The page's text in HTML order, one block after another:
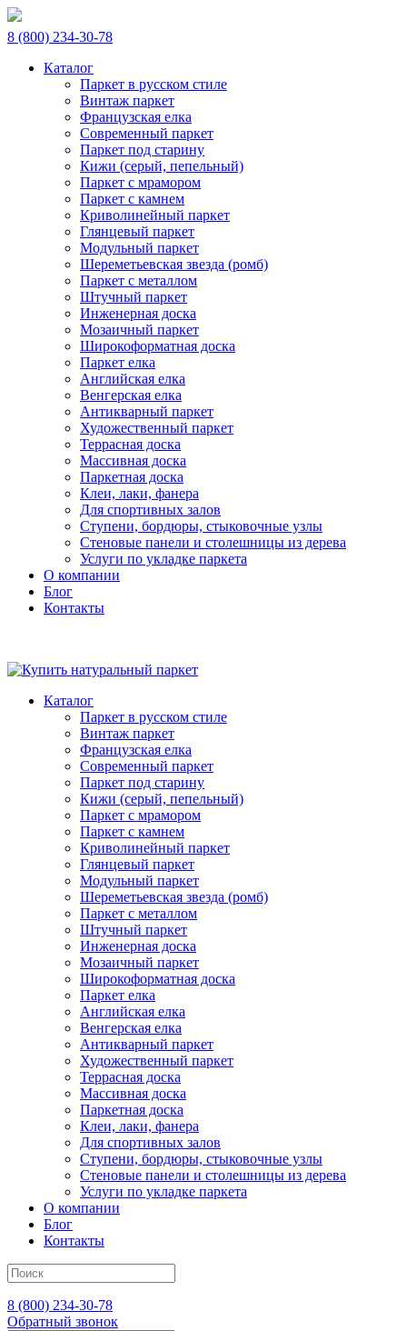
8 (800) 234-30-78
Каталог
Паркет в русском стиле
Винтаж паркет
Французская елка
Современный паркет
Паркет под старину
Кижи (серый, пепельный)
Паркет с мрамором
Паркет с камнем
Криволинейный паркет
Глянцевый паркет
Модульный паркет
Шереметьевская звезда (ромб)
Паркет с металлом
Штучный паркет
Инженерная доска
Мозаичный паркет
Широкоформатная доска
Паркет елка
Английская елка
Венгерская елка
Антикварный паркет
Художественный паркет
Террасная доска
Массивная доска
Паркетная доска
Клеи, лаки, фанера
Для спортивных залов
Ступени, бордюры, стыковочные узлы
Стеновые панели и столешницы из дерева
Услуги по укладке паркета
О компании
Блог
Контакты
Каталог
Паркет в русском стиле
Винтаж паркет
Французская елка
Современный паркет
Паркет под старину
Кижи (серый, пепельный)
Паркет с мрамором
Паркет с камнем
Криволинейный паркет
Глянцевый паркет
Модульный паркет
Шереметьевская звезда (ромб)
Паркет с металлом
Штучный паркет
Инженерная доска
Мозаичный паркет
Широкоформатная доска
Паркет елка
Английская елка
Венгерская елка
Антикварный паркет
Художественный паркет
Террасная доска
Массивная доска
Паркетная доска
Клеи, лаки, фанера
Для спортивных залов
Ступени, бордюры, стыковочные узлы
Стеновые панели и столешницы из дерева
Услуги по укладке паркета
О компании
Блог
Контакты
8 (800) 234-30-78
Обратный звонок